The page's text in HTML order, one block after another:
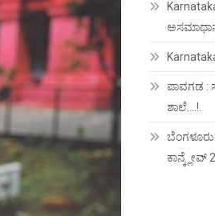
ಪಾವಗಡ :
ಶಾಲೆ….!.
ಕಾನ್ಕ್ಲೇವ್